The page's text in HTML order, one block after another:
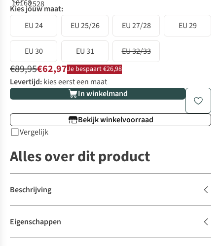
Kies jouw maat:
EU 24
EU 25/26 EU 27/28 EU 29
EU 30 EU 31 EU 32/33
€89,95€62,97Je bespaart €26,98
Levertijd:kies eerst een maat
In winkelmand
Bekijk winkelvoorraad
Vergelijk
Alles over dit product
Beschrijving
Eigenschappen